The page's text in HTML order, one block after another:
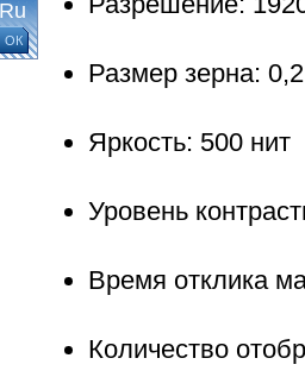
Размер зерна:
Яркость: 500 нит
Уровень
Время отклика
Количество
ОК